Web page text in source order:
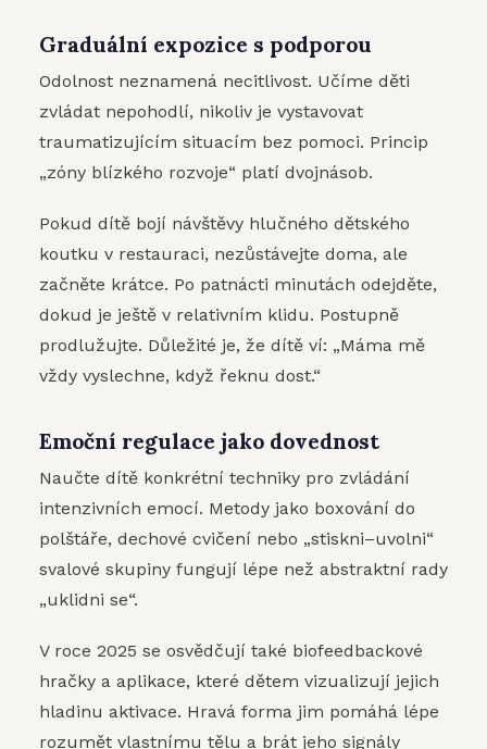
Graduální expozice s podporou
Odolnost neznamená necitlivost. Učíme děti
zvládat nepohodlí, nikoliv je vystavovat
traumatizujícím situacím bez pomoci. Princip
„zóny blízkého rozvoje“ platí dvojnásob.
Pokud dítě bojí návštěvy hlučného dětského
koutku v restauraci, nezůstávejte doma, ale
začněte krátce. Po patnácti minutách odejděte,
dokud je ještě v relativním klidu. Postupně
prodlužujte. Důležité je, že dítě ví: „Máma mě
vždy vyslechne, když řeknu dost.“
Emoční regulace jako dovednost
Naučte dítě konkrétní techniky pro zvládání
intenzivních emocí. Metody jako boxování do
polštáře, dechové cvičení nebo „stiskni–uvolni“
svalové skupiny fungují lépe než abstraktní rady
„uklidni se“.
V roce 2025 se osvědčují také biofeedbackové
hračky a aplikace, které dětem vizualizují jejich
hladinu aktivace. Hravá forma jim pomáhá lépe
rozumět vlastnímu tělu a brát jeho signály